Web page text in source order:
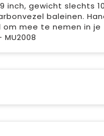
inch, gewicht slechts
baleinen.
mee te nemen in je